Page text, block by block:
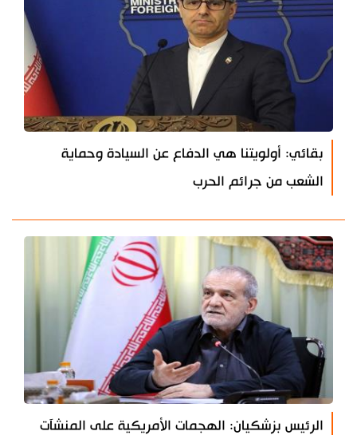
بقائي: أولويتنا هي الدفاع عن السيادة وحماية
الشعب من جرائم الحرب
الرئيس بزشكيان: الهجمات الأمريكية على المنشآت